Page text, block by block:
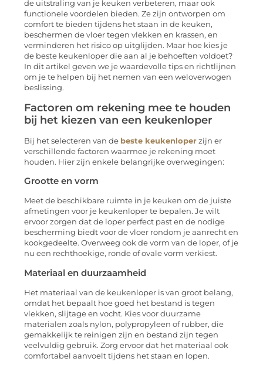
de uitstraling van je keuken verbeteren, maar ook
functionele voordelen bieden. Ze zijn ontworpen om
comfort te bieden tijdens het staan ​​in de keuken,
beschermen de vloer tegen vlekken en krassen, en
verminderen het risico op uitglijden. Maar hoe kies je
de beste keukenloper die aan al je behoeften voldoet?
In dit artikel geven we je waardevolle tips en richtlijnen
om je te helpen bij het nemen van een weloverwogen
beslissing.
Factoren om rekening mee te houden
bij het kiezen van een keukenloper
Bij het selecteren van de beste keukenloper zijn er
verschillende factoren waarmee je rekening moet
houden. Hier zijn enkele belangrijke overwegingen:
Grootte en vorm
Meet de beschikbare ruimte in je keuken om de juiste
afmetingen voor je keukenloper te bepalen. Je wilt
ervoor zorgen dat de loper perfect past en de nodige
bescherming biedt voor de vloer rondom je aanrecht en
kookgedeelte. Overweeg ook de vorm van de loper, of je
nu een rechthoekige, ronde of ovale vorm verkiest.
Materiaal en duurzaamheid
Het materiaal van de keukenloper is van groot belang,
omdat het bepaalt hoe goed het bestand is tegen
vlekken, slijtage en vocht. Kies voor duurzame
materialen zoals nylon, polypropyleen of rubber, die
gemakkelijk te reinigen zijn en bestand zijn tegen
veelvuldig gebruik. Zorg ervoor dat het materiaal ook
comfortabel aanvoelt tijdens het staan ​​en lopen.